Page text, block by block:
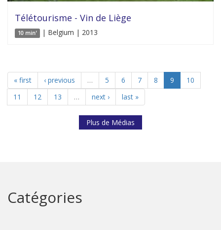
Télétourisme - Vin de Liège
10 min' | Belgium | 2013
« first ‹ previous … 5 6 7 8 9
10
11
12 13 … next › last »
Plus de Médias
Catégories